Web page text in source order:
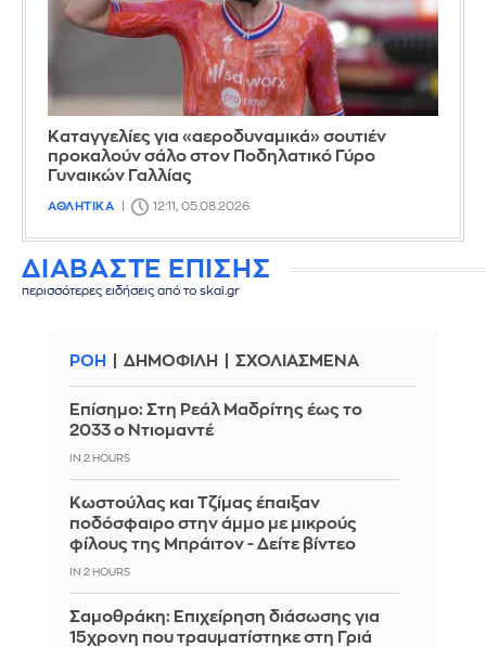
Καταγγελίες για «αεροδυναμικά» σουτιέν
προκαλούν σάλο στον Ποδηλατικό Γύρο
Γυναικών Γαλλίας
ΑΘΛΗΤΙΚΑ 12:11, 05.08.2026
ΔΙΑΒΑΣΤΕ ΕΠΙΣΗΣ
περισσότερες ειδήσεις από το skai.gr
ΡΟΗ ΔΗΜΟΦΙΛΗ ΣΧΟΛΙΑΣΜΕΝΑ
Επίσημο: Στη Ρεάλ Μαδρίτης έως το
2033 ο Ντιομαντέ
IN 2 HOURS
Κωστούλας και Τζίμας έπαιξαν
ποδόσφαιρο στην άμμο με μικρούς
φίλους της Μπράιτον - Δείτε βίντεο
IN 2 HOURS
Σαμοθράκη: Επιχείρηση διάσωσης για
15χρονη που τραυματίστηκε στη Γριά